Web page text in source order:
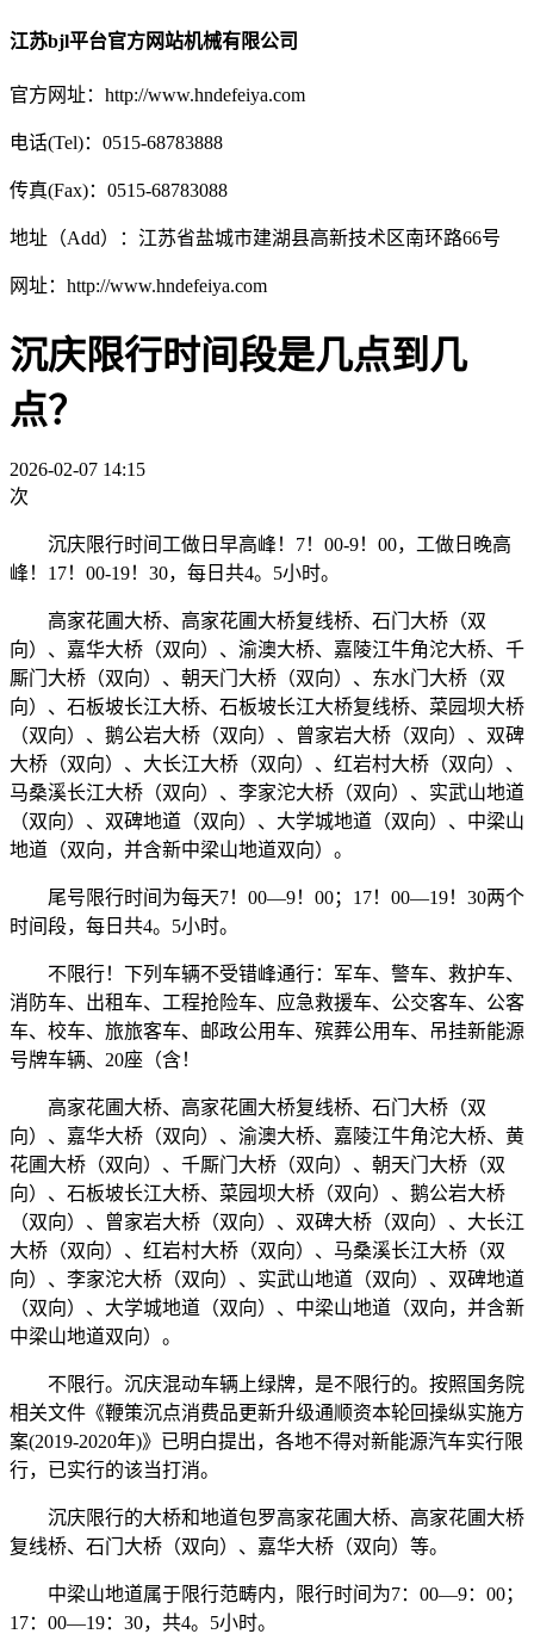
江苏bjl平台官方网站机械有限公司
官方网址：http://www.hndefeiya.com
电话(Tel)：0515-68783888
传真(Fax)：0515-68783088
地址（Add）：江苏省盐城市建湖县高新技术区南环路66号
网址：http://www.hndefeiya.com
沉庆限行时间段是几点到几
点？
2026-02-07 14:15
次
沉庆限行时间工做日早高峰！7！00-9！00，工做日晚高
峰！17！00-19！30，每日共4。5小时。
高家花圃大桥、高家花圃大桥复线桥、石门大桥（双
向）、嘉华大桥（双向）、渝澳大桥、嘉陵江牛角沱大桥、千
厮门大桥（双向）、朝天门大桥（双向）、东水门大桥（双
向）、石板坡长江大桥、石板坡长江大桥复线桥、菜园坝大桥
（双向）、鹅公岩大桥（双向）、曾家岩大桥（双向）、双碑
大桥（双向）、大长江大桥（双向）、红岩村大桥（双向）、
马桑溪长江大桥（双向）、李家沱大桥（双向）、实武山地道
（双向）、双碑地道（双向）、大学城地道（双向）、中梁山
地道（双向，并含新中梁山地道双向）。
尾号限行时间为每天7！00—9！00；17！00—19！30两个
时间段，每日共4。5小时。
不限行！下列车辆不受错峰通行：军车、警车、救护车、
消防车、出租车、工程抢险车、应急救援车、公交客车、公客
车、校车、旅旅客车、邮政公用车、殡葬公用车、吊挂新能源
号牌车辆、20座（含！
高家花圃大桥、高家花圃大桥复线桥、石门大桥（双
向）、嘉华大桥（双向）、渝澳大桥、嘉陵江牛角沱大桥、黄
花圃大桥（双向）、千厮门大桥（双向）、朝天门大桥（双
向）、石板坡长江大桥、菜园坝大桥（双向）、鹅公岩大桥
（双向）、曾家岩大桥（双向）、双碑大桥（双向）、大长江
大桥（双向）、红岩村大桥（双向）、马桑溪长江大桥（双
向）、李家沱大桥（双向）、实武山地道（双向）、双碑地道
（双向）、大学城地道（双向）、中梁山地道（双向，并含新
中梁山地道双向）。
不限行。沉庆混动车辆上绿牌，是不限行的。按照国务院
相关文件《鞭策沉点消费品更新升级通顺资本轮回操纵实施方
案(2019-2020年)》已明白提出，各地不得对新能源汽车实行限
行，已实行的该当打消。
沉庆限行的大桥和地道包罗高家花圃大桥、高家花圃大桥
复线桥、石门大桥（双向）、嘉华大桥（双向）等。
中梁山地道属于限行范畴内，限行时间为7：00—9：00；
17：00—19：30，共4。5小时。